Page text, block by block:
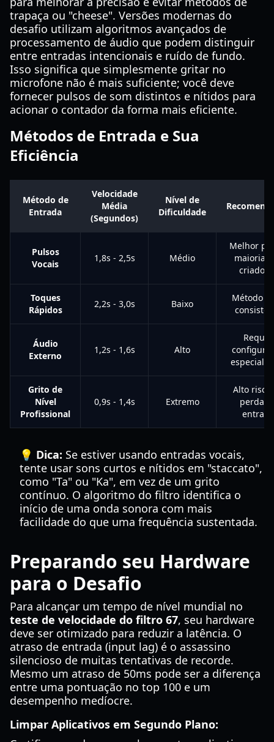
trapaça ou "cheese". Versões modernas do
desafio utilizam algoritmos avançados de
processamento de áudio que podem distinguir
entre entradas intencionais e ruído de fundo.
Isso significa que simplesmente gritar no
microfone não é mais suficiente; você deve
fornecer pulsos de som distintos e nítidos para
acionar o contador da forma mais eficiente.
Métodos de Entrada e Sua
Eficiência
Método de
Entrada
Velocidade
Média
(Segundos)
Nível de
Dificuldade
Pulsos
Vocais
1,8s - 2,5s Médio
Melhor
maioria
Toques
Rápidos
2,2s - 3,0s Baixo
Método
Áudio
Externo
1,2s - 1,6s Alto
Requer
Grito de
Nível
Profissional
0,9s - 1,4s Extremo
Alto risco
perda
entrada
💡 Dica: Se estiver usando entradas vocais,
tente usar sons curtos e nítidos em "staccato",
como "Ta" ou "Ka", em vez de um grito
contínuo. O algoritmo do filtro identifica o
início de uma onda sonora com mais
facilidade do que uma frequência sustentada.
Preparando seu Hardware
para o Desafio
Para alcançar um tempo de nível mundial no
teste de velocidade do filtro 67, seu hardware
deve ser otimizado para reduzir a latência. O
atraso de entrada (input lag) é o assassino
silencioso de muitas tentativas de recorde.
Mesmo um atraso de 50ms pode ser a diferença
entre uma pontuação no top 100 e um
desempenho medíocre.
Limpar Aplicativos em Segundo Plano: